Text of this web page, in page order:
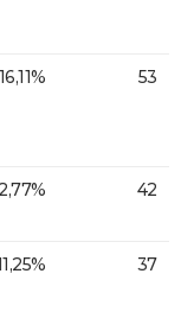
16,11% 53
42
37